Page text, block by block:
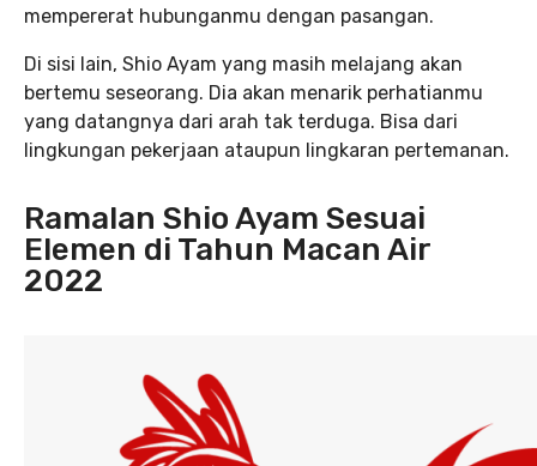
mempererat hubunganmu dengan pasangan.
Di sisi lain, Shio Ayam yang masih melajang akan
bertemu seseorang. Dia akan menarik perhatianmu
yang datangnya dari arah tak terduga. Bisa dari
lingkungan pekerjaan ataupun lingkaran pertemanan.
Ramalan Shio Ayam Sesuai
Elemen di Tahun Macan Air
2022